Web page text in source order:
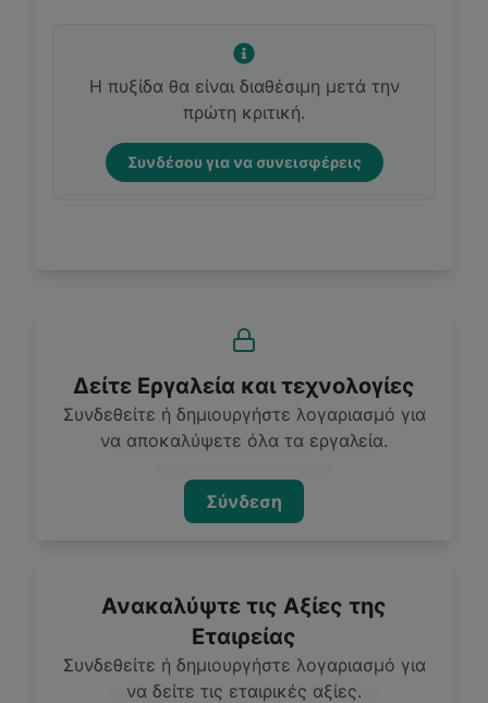
Η πυξίδα θα είναι διαθέσιμη μετά την
πρώτη κριτική.
Συνδέσου για να συνεισφέρεις
Δείτε Εργαλεία και τεχνολογίες
Συνδεθείτε ή δημιουργήστε λογαριασμό για
να αποκαλύψετε όλα τα εργαλεία.
Σύνδεση
Ανακαλύψτε τις Αξίες της
Εταιρείας
Συνδεθείτε ή δημιουργήστε λογαριασμό για
να δείτε τις εταιρικές αξίες.